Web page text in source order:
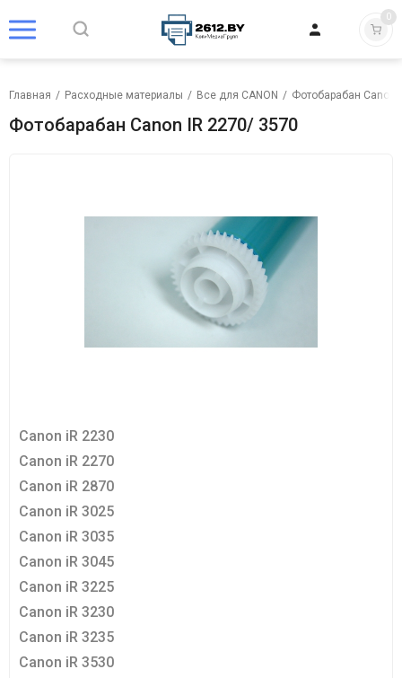
0
Главная / Расходные материалы / Все для CANON / Фотобарабан Canon
Фотобарабан Canon IR 2270/ 3570
Canon iR 2230
Canon iR 2270
Canon iR 2870
Canon iR 3025
Canon iR 3035
Canon iR 3045
Canon iR 3225
Canon iR 3230
Canon iR 3235
Canon iR 3530